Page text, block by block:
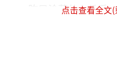
陈异涂莉什么关系
点击查看全文